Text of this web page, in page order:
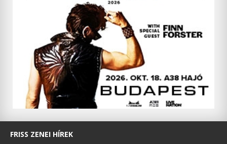
FRISS ZENEI HÍREK